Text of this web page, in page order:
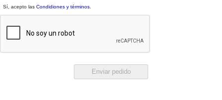
Sí, acepto las Condidiones y términos